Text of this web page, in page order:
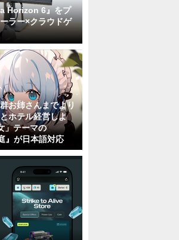
Horizon 6』をプ
ラー×クラウドゲ
お姉さんまでより
ホテル経営しよ
」テーマの
』が日本語対応